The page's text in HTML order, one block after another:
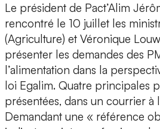
Le président de Pact’Alim
rencontré le 10 juillet les
(Agriculture) et Véronique
présenter les demandes des
l’alimentation dans la
loi Egalim. Quatre principales
présentées, dans un courrier à
Demandant une « référence